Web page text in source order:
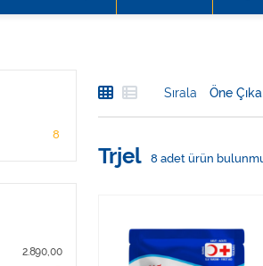
Sırala
Trjel 8 adet ürün
8
2.890,00